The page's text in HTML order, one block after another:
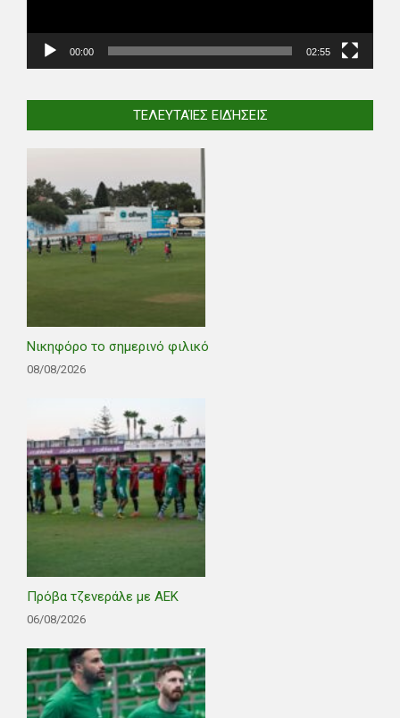
00:00 02:55
ΤΕΛΕΥΤΑΊΕΣ ΕΙΔΉΣΕΙΣ
Νικηφόρο το σημερινό φιλικό
08/08/2026
Πρόβα τζενεράλε με ΑΕΚ
06/08/2026